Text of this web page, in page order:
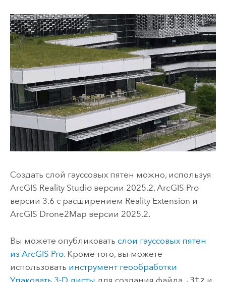
Создать слой гауссовых пятен можно, используя
ArcGIS Reality Studioверсии 2025.2, ArcGIS Pro
версии 3.6 с расширением Reality Extension и
ArcGIS Drone2Map версии 2025.2.
Вы можете опубликовать слои гауссовых пятен
из ArcGIS Pro. Кроме того, вы можете
использовать инструмент геообработки
Упаковать 3-D листы для создания файла .3tz и